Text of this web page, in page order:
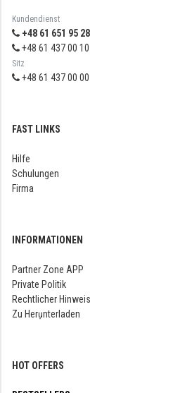
Kundendienst
+48 61 651 95 28
+48 61 437 00 10
Sitz
+48 61 437 00 00
FAST LINKS
Hilfe
Schulungen
Firma
INFORMATIONEN
Partner Zone APP
Private Politik
Rechtlicher Hinweis
Zu Herụnterladen
HOT OFFERS